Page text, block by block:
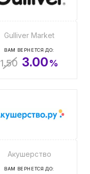
Gulliver Market
ВАМ ВЕРНЕТСЯ ДО:
1.50 3.00%
Акушерство
ВАМ ВЕРНЕТСЯ ДО: